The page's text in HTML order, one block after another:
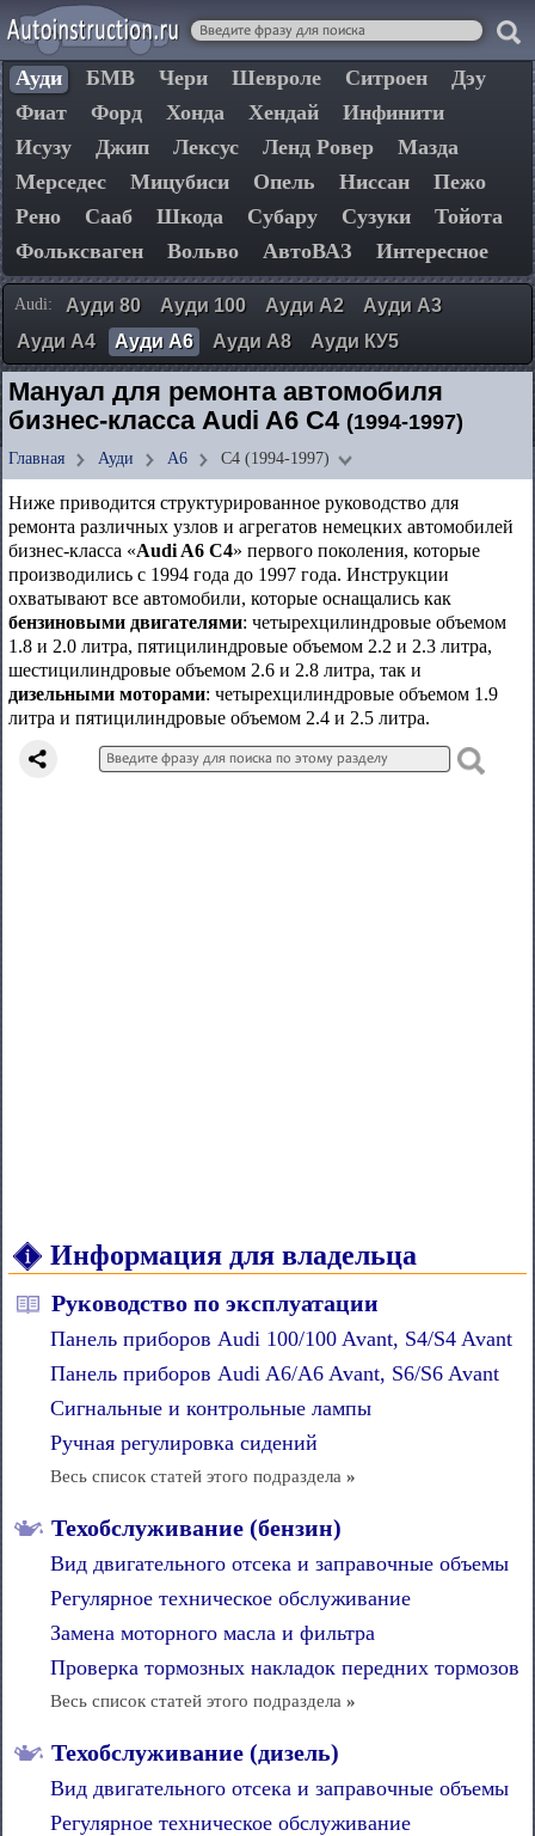
Ауди БМВ Чери Шевроле Ситроен
Дэу
Фиат
Форд Хонда Хендай
Инфинити
Исузу
Джип Лексус Ленд Ровер
Мазда
Мерседес
Мицубиси Опель Ниссан
Пежо
Рено
Сааб Шкода Субару Сузуки
Тойота
Фольксваген
Вольво АвтоВАЗ Интересное
Audi: Ауди 80 Ауди 100 Ауди А2
Ауди А3
Ауди А4
Ауди А6 Ауди А8 Ауди КУ5
Мануал для ремонта автомобиля
бизнес-класса Audi A6 C4 (1994-1997)
Главная Ауди А6 C4 (1994-1997)
Ниже приводится структурированное руководство для
ремонта различных узлов и агрегатов немецких автомобилей
бизнес-класса «Audi A6 C4» первого поколения, которые
производились с 1994 года до 1997 года. Инструкции
охватывают все автомобили, которые оснащались как
бензиновыми двигателями: четырехцилиндровые объемом
1.8 и 2.0 литра, пятицилиндровые объемом 2.2 и 2.3 литра,
шестицилиндровые объемом 2.6 и 2.8 литра, так и
дизельными моторами: четырехцилиндровые объемом 1.9
литра и пятицилиндровые объемом 2.4 и 2.5 литра.
Информация для владельца
Руководство по эксплуатации
Панель приборов Audi 100/100 Avant, S4/S4 Avant
Панель приборов Audi A6/A6 Avant, S6/S6 Avant
Сигнальные и контрольные лампы
Ручная регулировка сидений
Весь список статей этого подраздела »
Техобслуживание (бензин)
Вид двигательного отсека и заправочные объемы
Регулярное техническое обслуживание
Замена моторного масла и фильтра
Проверка тормозных накладок передних тормозов
Весь список статей этого подраздела »
Техобслуживание (дизель)
Вид двигательного отсека и заправочные объемы
Регулярное техническое обслуживание